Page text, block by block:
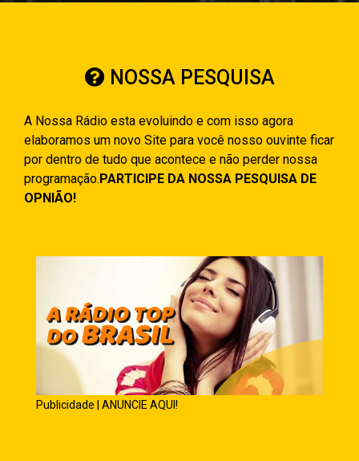
NOSSA PESQUISA
A Nossa Rádio esta evoluindo e com isso agora
elaboramos um novo Site para você nosso ouvinte ficar
por dentro de tudo que acontece e não perder nossa
programação. PARTICIPE DA NOSSA PESQUISA DE
OPNIÃO!
Publicidade | ANUNCIE AQUI!